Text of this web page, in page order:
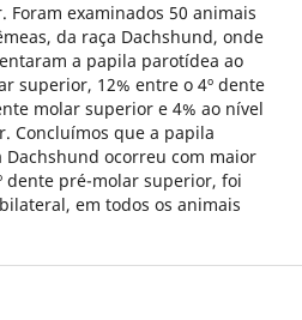
examinados 50 animais
da raça Dachshund, onde
a papila parotídea ao
superior, 12% entre o 4º dente
molar superior e 4% ao nível
Concluímos que a papila
Dachshund ocorreu com maior
dente pré-molar superior, foi
em todos os animais